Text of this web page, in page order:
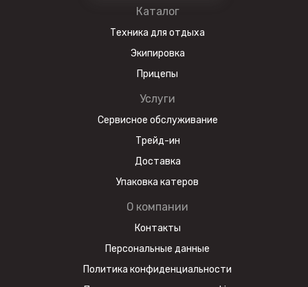
Каталог
Техника для отдыха
Экипировка
Прицепы
Услуги
Сервисное обслуживание
Трейд-ин
Доставка
Упаковка катеров
О компании
Контакты
Персональные данные
Политика конфиденциальности